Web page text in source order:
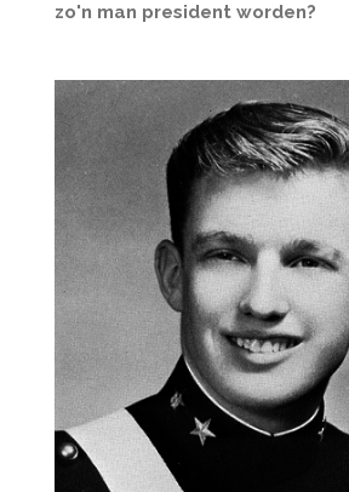
zo'n man president worden?